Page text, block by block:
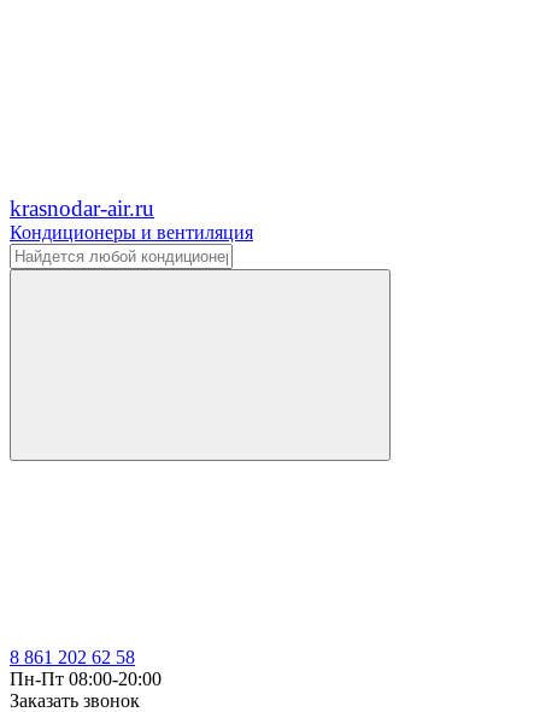
krasnodar-air.ru
Кондиционеры и вентиляция
8 861 202 62 58
Пн-Пт 08:00-20:00
Заказать звонок